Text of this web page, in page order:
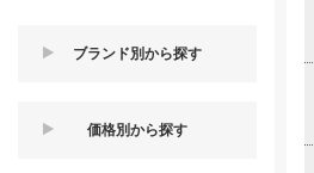
ブランド別から探す
価格別から探す